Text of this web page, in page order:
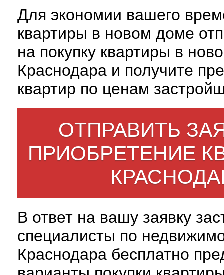
Для экономии вашего
квартиры в новом доме
на покупку квартиры в
Краснодара и получите
квартир по ценам
ОТПРАВИТЬ
ПРИОБРЕТЕНИЕ
В ответ на вашу заявку
специалисты по
Краснодара бесплатно